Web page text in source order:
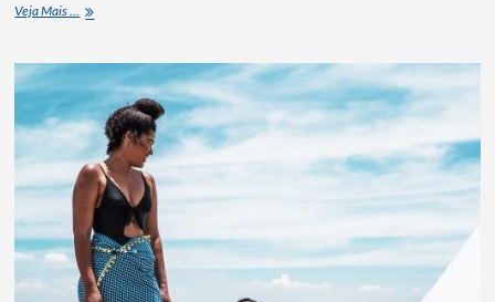
Veja Mais ...